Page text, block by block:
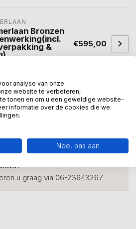
Bronzen
&
€595,00
(50) samenwerking(20)
vraag over dit
u graag via 06-23643267
analyse van onze
website te verbeteren,
tonen en om u een geweldige website-
informatie over de cookies die we
Nee, pas aan